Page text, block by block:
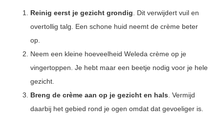
Reinig eerst je gezicht grondig. Dit verwijdert vuil en
overtollig talg. Een schone huid neemt de crème beter
op.
Neem een kleine hoeveelheid Weleda crème op je
vingertoppen. Je hebt maar een beetje nodig voor je hele
gezicht.
Breng de crème aan op je gezicht en hals. Vermijd
daarbij het gebied rond je ogen omdat dat gevoeliger is.